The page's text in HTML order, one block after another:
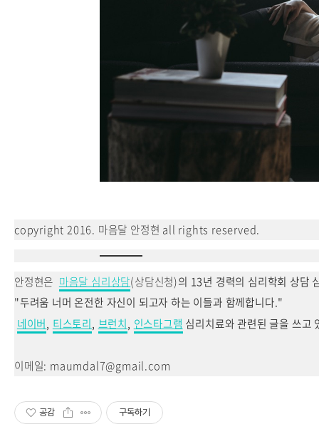
copyright 2016. 마음달 안정현 all rights reserved.
안정현은 마음달 심리상담(상담신청)의 13년 경력의 심리학회 상담
"두려움 너머 온전한 자신이 되고자 하는 이들과 함께합니다."
네이버, 티스토리, 브런치, 인스타그램 심리치료와 관련된 글을 쓰고
이메일: maumdal7@gmail.com
공감 구독하기